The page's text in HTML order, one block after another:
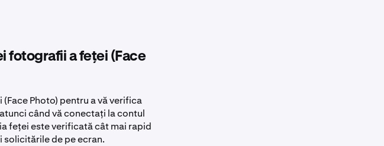
fotografii a feței (Face
Photo) pentru a vă verifica
când vă conectați la contul
feței este verificată cât mai rapid
solicitările de pe ecran.